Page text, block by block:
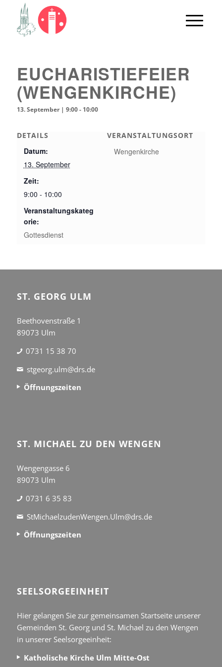
EUCHARISTIEFEIER
(WENGENKIRCHE)
13. September | 9:00- 10:00
DETAILS
Datum:
13. September
Zeit:
9:00 - 10:00
Veranstaltungskateg
orie:
Gottesdienst
VERANSTALTUNGSORT
Wengenkirche
ST. GEORG ULM
Beethovenstraße 1
89073 Ulm
0731 15 38 70
stgeorg.ulm@drs.de
Öffnungszeiten
ST. MICHAEL ZU DEN WENGEN
Wengengasse 6
89073 Ulm
0731 6 35 83
StMichaelzudenWengen.Ulm@drs.de
Öffnungszeiten
SEEL­SORGE­EINHEIT
Hier gelangen Sie zur gemeinsamen Startseite unserer
Gemeinden St. Georg und St. Michael zu den Wengen
in unserer Seelsorgeeinheit:
Katholische Kirche Ulm Mitte-Ost